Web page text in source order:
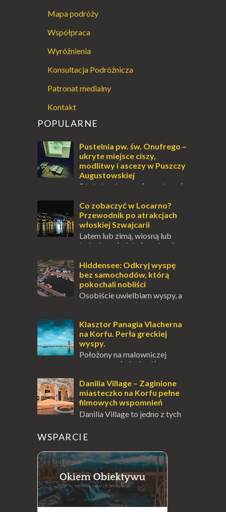
Mapa podróży
Współpraca
Wyróżnienia
Konsultacja Podróżnicza
Patronat medialny
Kontakt
POPULARNE
Pustelnia pw. św. Onufrego –
ukryte miejsce ciszy,
modlitwy i ascezy w Puszczy
Augustowskiej
Dla jednych to może wydawać
przetrwania lub romantycznym życiem. Dla
innych to nieustanne przebywanie z B...
Co zobaczyć w Locarno?
Przewodnik po atrakcjach
włoskiej Szwajcarii
Latem lub zimą, wiosną lub
jesienią, południe Szwajcarii to
odwiedzić. Moja zimowa podróż do
Locarno gwara...
Hiddensee: Odkryj wyspę
bez samochodów, którą
pokochali nobliści
Osobiście uwielbiam wyspy, a
uczucie otoczenia wodą
pośrodku Bałtyku? To zawsze brzmi jak
doskonał...
Klasztor Panagia Vlacherna
na Korfu. Perła greckiej
wyspy.
Położony na malowniczej
wysepce, tuż obok półwyspu
jest jednym z najbardziej rozpoznawalnych
symbo...
Danilia Village – Zaginione
miasteczko na Korfu pełne
filmowych wspomnień
Danilia Village to jedno z tych
sobie wiele tajemnic i historii, a przy tym
jest doskonale znane miłośnikom f...
WSPARCIE